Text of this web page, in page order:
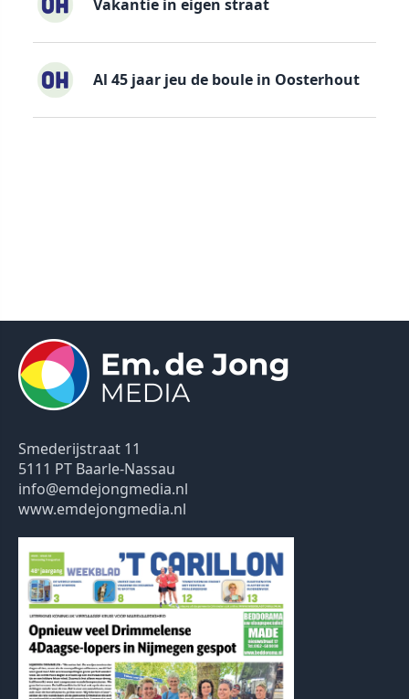
Vakantie in eigen straat
Al 45 jaar jeu de boule in Oosterhout
Smederijstraat 11
5111 PT Baarle-Nassau
info@emdejongmedia.nl
www.emdejongmedia.nl